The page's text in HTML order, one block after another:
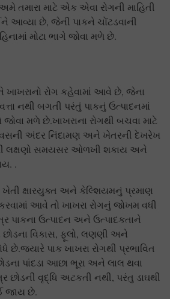
તમારા માટે એક એવા રોગની માહિતી
આવ્યા છે, જેની પાકને ચોંટડવાની
મોટા ભાગે જોવા મળે છે.
ખાખરાનો રોગ કહેવામાં આવે છે, જેના
નથી બગતી પરંતું પાકનું ઉત્પાદનમાં
જોવા મળે છે.ખાખરાના રોગથી બચવા માટે
અંદર નિંદામણ અને ખેતરની દેખરેખ
લક્ષણો સમયસર ઓળખી શકાય અને
.
ખેતી ક્ષારયુક્ત અને કેલ્શિયમનું પ્રમાણ
આવે તો ખાખરા રોગનું જોખમ વધી
પાકના ઉત્પાદન અને ઉત્પાદકતાને
છોડના વિકાસ, ફૂલો, લણણી અને
પાક ખાખરા રોગથી પ્રભાવિત
પાંદડા આછા ભૂરા અને લાલ થવા
છોડની વૃદ્ધિ અટકતી નથી, પરંતુ ડાઘથી
જાય છે.